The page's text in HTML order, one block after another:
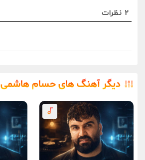
2 نظرات
دیگر آهنگ های حسام هاشمی